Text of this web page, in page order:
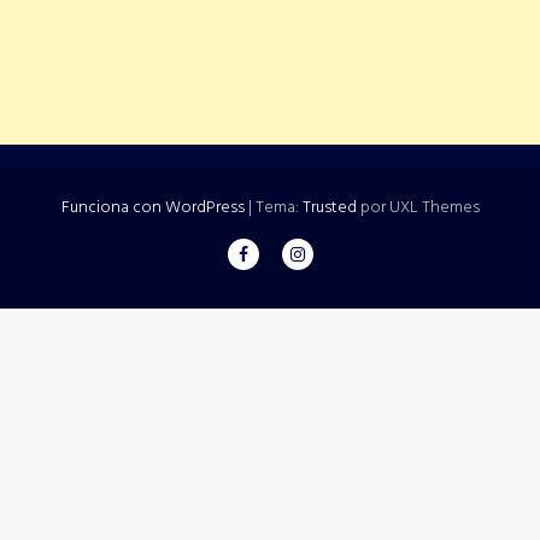
Funciona con WordPress|Tema:Trusted por UXL Themes